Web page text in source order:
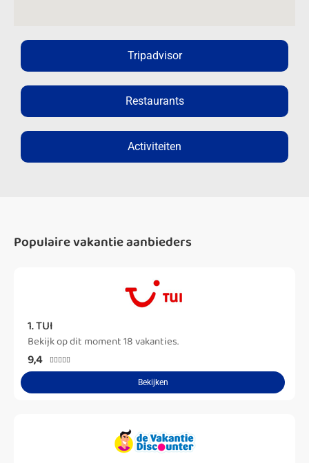
Tripadvisor
Restaurants
Activiteiten
Populaire vakantie aanbieders
1. TUI
Bekijk op dit moment 18 vakanties.
9,4 
Bekijken